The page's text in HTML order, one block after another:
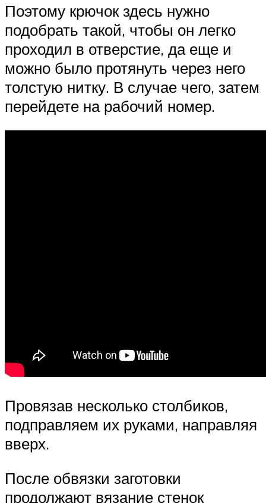
Поэтому крючок здесь нужно
подобрать такой, чтобы он легко
проходил в отверстие, да еще и
можно было протянуть через него
толстую нитку. В случае чего, затем
перейдете на рабочий номер.
Провязав несколько столбиков,
подправляем их руками, направляя
вверх.
После обвязки заготовки
продолжают вязание стенок